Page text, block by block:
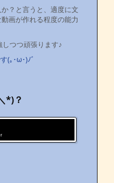
？と言うと、適度に文
画が作れる程度の能力
つつ頑張ります♪
(｡･ω･)ﾉﾞ
*)？